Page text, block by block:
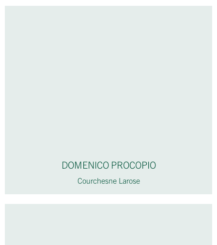
DOMENICO PROCOPIO
Courchesne Larose